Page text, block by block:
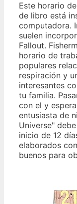
Este horario
de libro está
computadora.
suelen
Fallout.
horario de
populares
respiración y
interesantes
tu familia.
con el y
entusiasta de
Universe"
inicio de 12
elaborados
buenos para